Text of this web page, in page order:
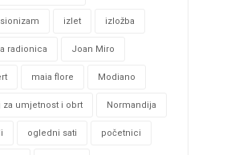
izlet izložba
radionica Joan Miro
maia flore Modiano
za umjetnost i obrt Normandija
ogledni sati početnici